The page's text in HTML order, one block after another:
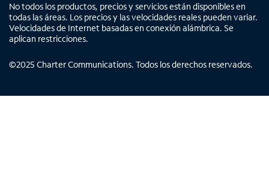
No todos los productos, precios y servicios están disponibles en
todas las áreas. Los precios y las velocidades reales pueden variar.
Velocidades de Internet basadas en conexión alámbrica. Se
aplican restricciones.
©2025 Charter Communications. Todos los derechos reservados.